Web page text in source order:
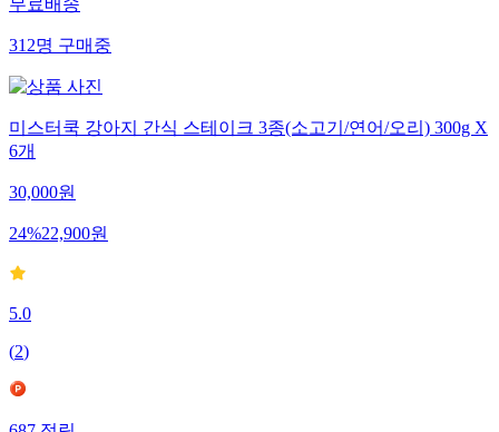
무료배송
312명구매중
미스터쿡 강아지 간식 스테이크 3종(소고기/연어/오리) 300g X
6개
30,000원
24%22,900원
5.0
(2)